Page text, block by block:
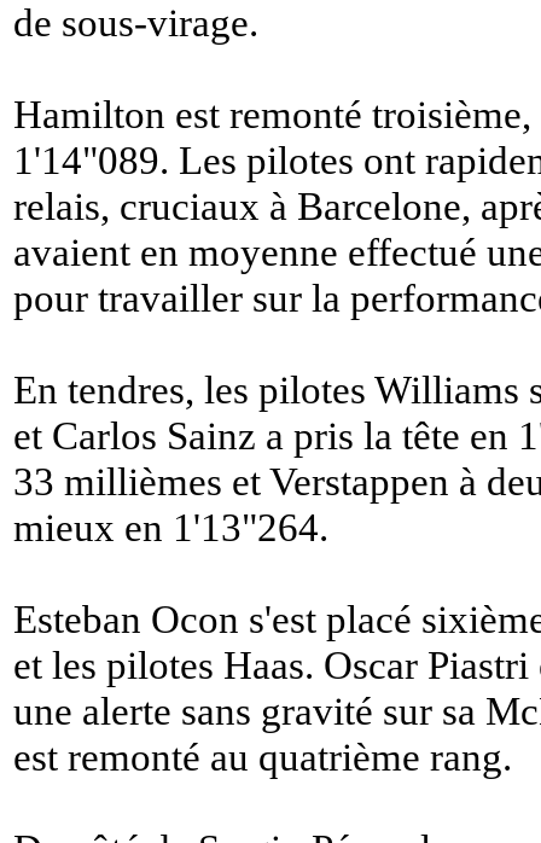
de sous-virage.
Hamilton est remonté
1'14"089. Les pilotes ont
relais, cruciaux à Barcelone,
avaient en moyenne effectué
pour travailler sur la
En tendres, les pilotes Williams
et Carlos Sainz a pris la tête en
33 millièmes et Verstappen à
mieux en 1'13"264.
Esteban Ocon s'est placé
et les pilotes Haas. Oscar
une alerte sans gravité sur sa
est remonté au quatrième rang.